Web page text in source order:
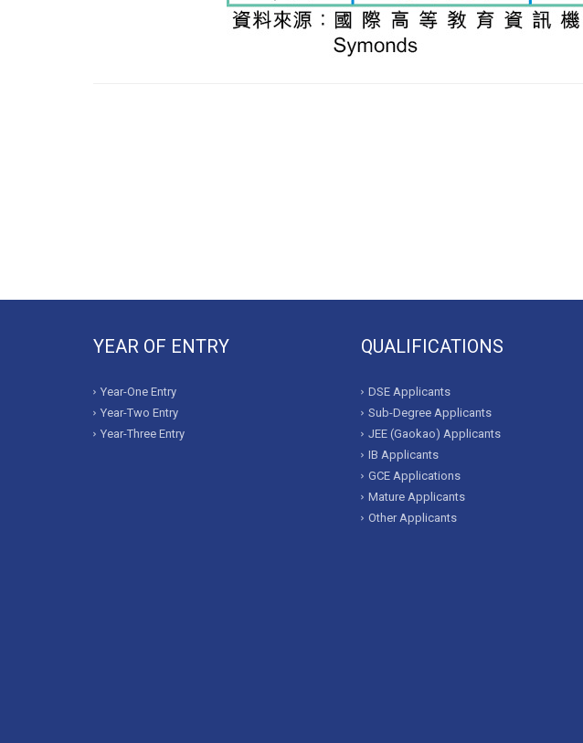
YEAR OF ENTRY
Year-One Entry
Year-Two Entry
Year-Three Entry
QUALIFICATIONS
DSE Applicants
Sub-Degree Applicants
JEE (Gaokao) Applicants
IB Applicants
GCE Applications
Mature Applicants
Other Applicants